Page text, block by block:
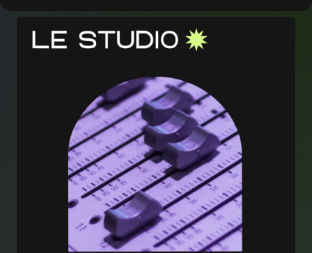
Balados
Reportages
Palmarès
À propos
S'impliquer